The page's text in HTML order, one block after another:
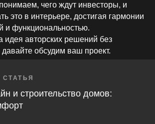
чего ждут инвесторы, и
это в интерьере, достигая гармонии
и функциональностью.
идея авторских решений без
обсудим ваш проект.
и строительство домов:
Согласие на обработку
персональных данных